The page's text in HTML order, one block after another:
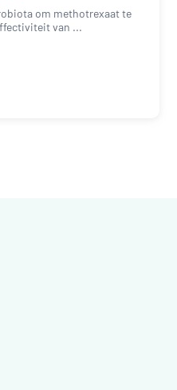
om methotrexaat te
van ...